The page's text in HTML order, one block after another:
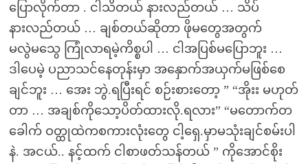
ပြောလိုက်တာ . ငါသိတယ် နားလည်တယ် … သိပ်
နားလည်တယ် … ချစ်တယ်ဆိုတာ ဖိုမတွေအတွက်
မလွဲမသွေ ကြုံလာရမဲ့ကိစ္စပါ … ငါအပြစ်မပြောဘူး …
ဒါပေမဲ့ ပညာသင်နေတုန်းမှာ အနှောက်အယှက်မဖြစ်စေ
ချင်ဘူး … အေး ဘွဲ.ရပြီးရင် စဉ်းစားတော့ ” “အိုးး မဟုတ်
တာ … အချစ်ကိုသော့ပိတ်ထားလို.ရလား” “မတောက်တ
ခေါက် ဝတ္ထုထဲကစကားလုံးတွေ ငါ့ရှေ.မှာမသုံးချင်စမ်းပါ
နဲ. အငယ်.. နင့်ထက် ငါစာဖတ်သန်တယ် ” ကိုအောင်စိုး